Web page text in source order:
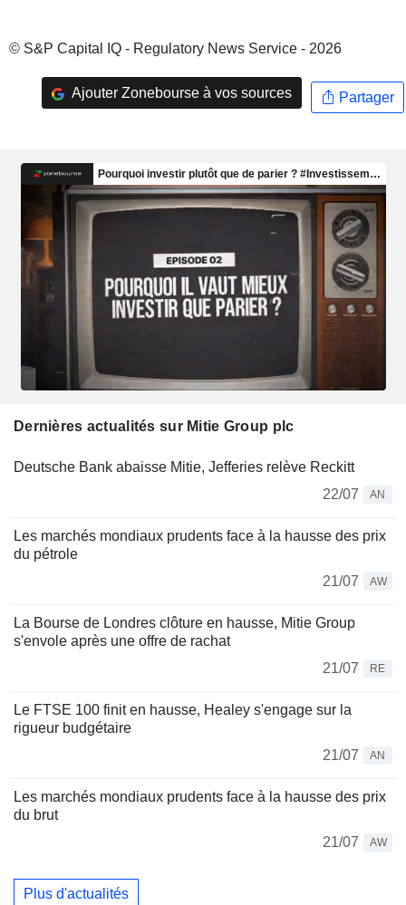
© S&P Capital IQ - Regulatory News Service - 2026
Ajouter Zonebourse à vos sources Partager
Dernières actualités sur Mitie Group plc
Deutsche Bank abaisse Mitie, Jefferies relève Reckitt
22/07
AN
Les marchés mondiaux prudents face à la hausse des prix
du pétrole
21/07
AW
La Bourse de Londres clôture en hausse, Mitie Group
s'envole après une offre de rachat
21/07
RE
Le FTSE 100 finit en hausse, Healey s'engage sur la
rigueur budgétaire
21/07
AN
Les marchés mondiaux prudents face à la hausse des prix
du brut
21/07
AW
Plus d'actualités